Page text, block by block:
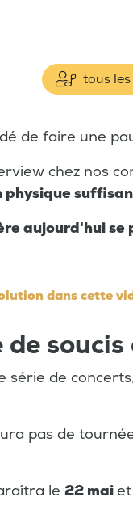
tous
de faire une
chez nos
physique
aujourd'hui se
dans cette
série de
pas de
le 22 mai